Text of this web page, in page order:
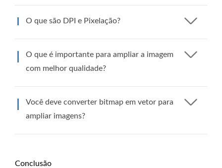
O que são DPI e Pixelação?
O que é importante para ampliar a imagem
com melhor qualidade?
Você deve converter bitmap em vetor para
ampliar imagens?
Conclusão